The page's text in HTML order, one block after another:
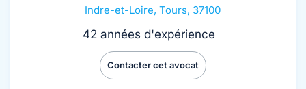
Indre-et-Loire, Tours, 37100
42 années d'expérience
Contacter cet avocat